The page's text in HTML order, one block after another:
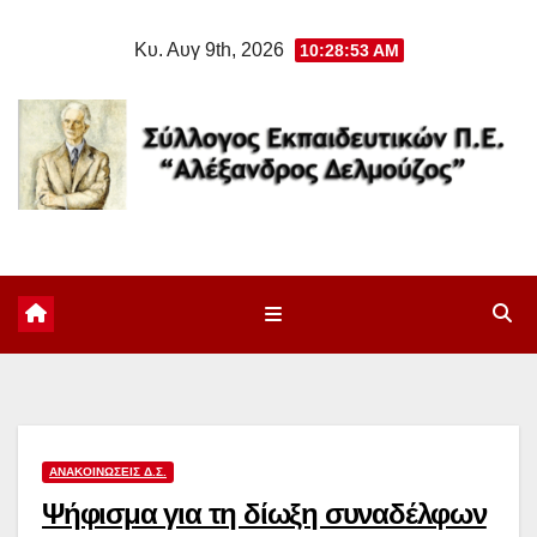
Κυ. Αυγ 9th, 2026 10:28:54 AM
ΑΝΑΚΟΙΝΏΣΕΙΣ Δ.Σ.
Ψήφισμα για τη δίωξη συναδέλφων